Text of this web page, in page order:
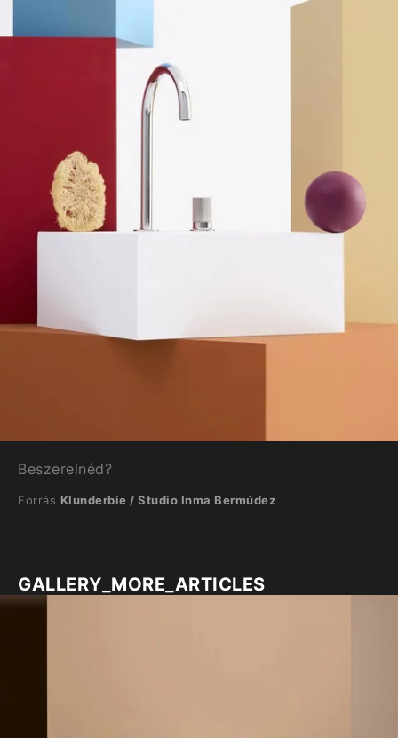
Beszerelnéd?
Forrás Klunderbie / Studio Inma Bermúdez
GALLERY_MORE_ARTICLES